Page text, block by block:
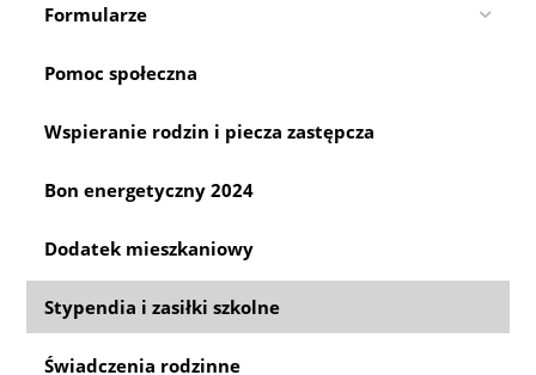
Formularze
Pomoc społeczna
Wspieranie rodzin i piecza zastępcza
Bon energetyczny 2024
Dodatek mieszkaniowy
Stypendia i zasiłki szkolne
Świadczenia rodzinne